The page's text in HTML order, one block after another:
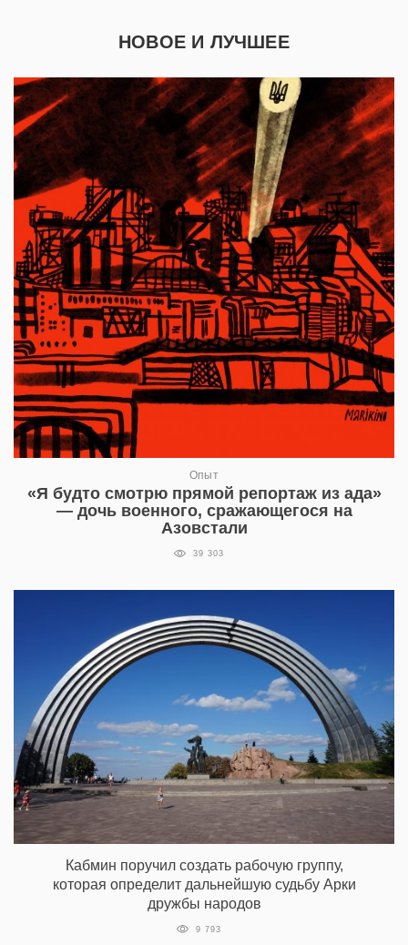
НОВОЕ И ЛУЧШЕЕ
Опыт
«Я будто смотрю прямой репортаж из ада»
— дочь военного, сражающегося на
Азовстали
39 303
Кабмин поручил создать рабочую группу,
которая определит дальнейшую судьбу Арки
дружбы народов
9 793